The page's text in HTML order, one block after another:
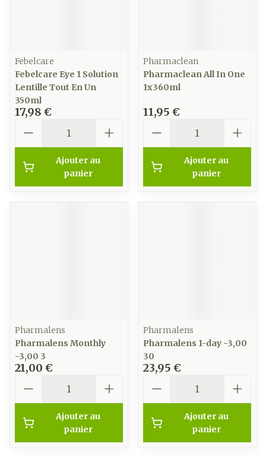
Febelcare
Febelcare Eye 1 Solution
Lentille Tout En Un
350ml
17,98 €
Ajouter au
panier
Pharmaclean
Pharmaclean All In One
1x360ml
11,95 €
Ajouter au
panier
Pharmalens
Pharmalens Monthly
-3,00 3
21,00 €
Ajouter au
panier
Pharmalens
Pharmalens 1-day -3,00
30
23,95 €
Ajouter au
panier